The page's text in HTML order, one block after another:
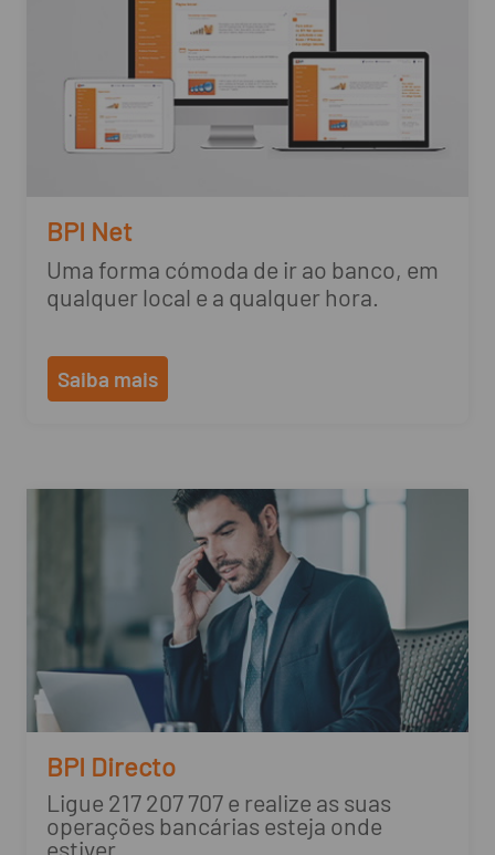
BPI Net
Uma forma cómoda de ir ao banco, em
qualquer local e a qualquer hora.
Saiba mais
BPI Directo
Ligue 217 207 707 e realize as suas
operações bancárias esteja onde
estiver.